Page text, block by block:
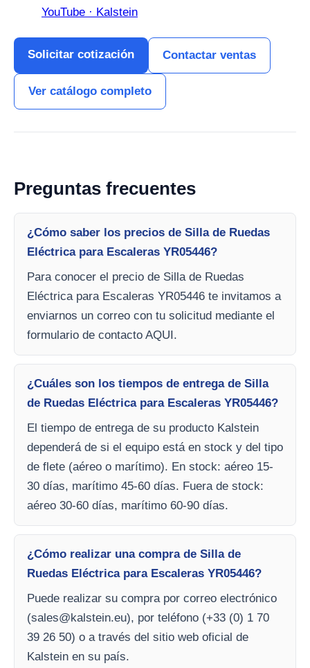
YouTube · Kalstein
Solicitar cotización Contactar ventas
Ver catálogo completo
Preguntas frecuentes
¿Cómo saber los precios de Silla de Ruedas
Eléctrica para Escaleras YR05446?
Para conocer el precio de Silla de Ruedas
Eléctrica para Escaleras YR05446 te invitamos a
enviarnos un correo con tu solicitud mediante el
formulario de contacto AQUI.
¿Cuáles son los tiempos de entrega de Silla
de Ruedas Eléctrica para Escaleras YR05446?
El tiempo de entrega de su producto Kalstein
dependerá de si el equipo está en stock y del tipo
de flete (aéreo o marítimo). En stock: aéreo 15-
30 días, marítimo 45-60 días. Fuera de stock:
aéreo 30-60 días, marítimo 60-90 días.
¿Cómo realizar una compra de Silla de
Ruedas Eléctrica para Escaleras YR05446?
Puede realizar su compra por correo electrónico
(sales@kalstein.eu), por teléfono (+33 (0) 1 70
39 26 50) o a través del sitio web oficial de
Kalstein en su país.